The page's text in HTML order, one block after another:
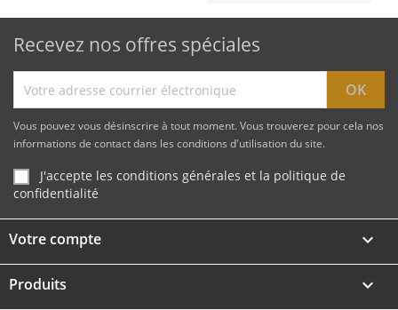
Recevez nos offres spéciales
Vous pouvez vous désinscrire à tout moment. Vous trouverez pour cela nos
informations de contact dans les conditions d'utilisation du site.
J'accepte les conditions générales et la politique de
confidentialité
Votre compte 
Produits 